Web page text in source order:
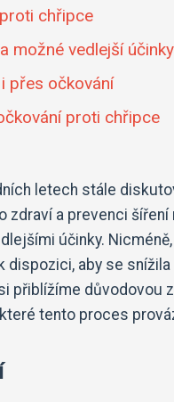
chřipce
možné vedlejší účinky
přes očkování
proti chřipce
letech stále
zdraví a prevenci
účinky.
dispozici, aby se
přiblížíme důvodovou
tento proces